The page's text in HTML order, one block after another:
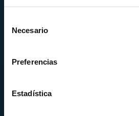
Necesario
Preferencias
Estadística